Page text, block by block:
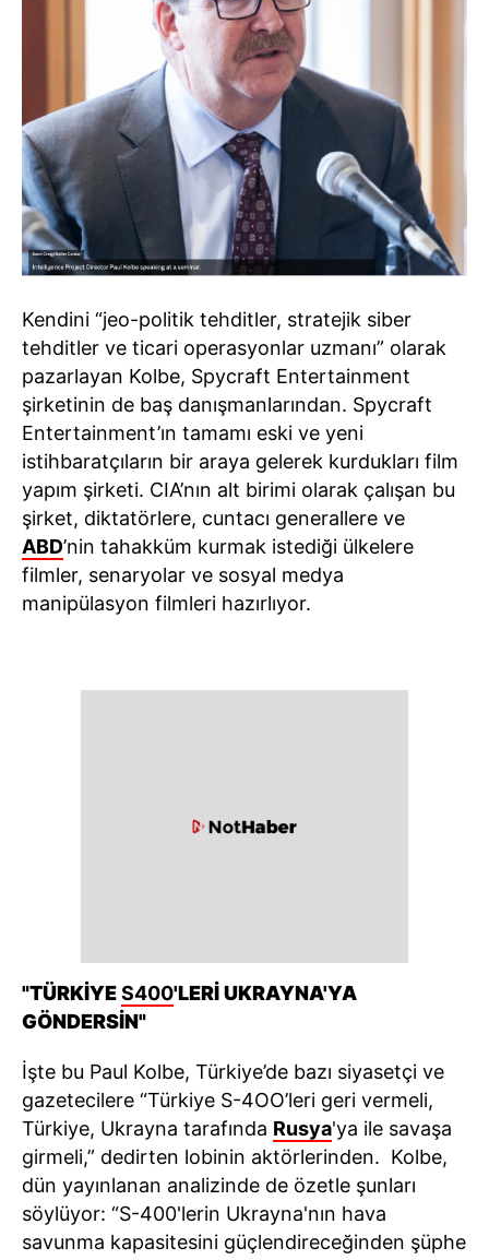
Kendini “jeo-politik tehditler, stratejik siber
tehditler ve ticari operasyonlar uzmanı” olarak
pazarlayan Kolbe, Spycraft Entertainment
şirketinin de baş danışmanlarından. Spycraft
Entertainment’ın tamamı eski ve yeni
istihbaratçıların bir araya gelerek kurdukları film
yapım şirketi. CIA’nın alt birimi olarak çalışan bu
şirket, diktatörlere, cuntacı generallere ve
ABD’nin tahakküm kurmak istediği ülkelere
filmler, senaryolar ve sosyal medya
manipülasyon filmleri hazırlıyor.
"TÜRKİYES400'LERİ UKRAYNA'YA
GÖNDERSİN"
İşte bu Paul Kolbe, Türkiye’de bazı siyasetçi ve
gazetecilere “Türkiye S-4OO’leri geri vermeli,
Türkiye, Ukrayna tarafında Rusya'ya ile savaşa
girmeli,” dedirten lobinin aktörlerinden. Kolbe,
dün yayınlanan analizinde de özetle şunları
söylüyor: “S-400'lerin Ukrayna'nın hava
savunma kapasitesini güçlendireceğinden şüphe